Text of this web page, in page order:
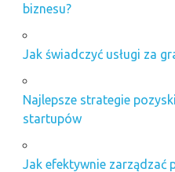
biznesu?
Jak świadczyć usługi za
Najlepsze strategie
startupów
Jak efektywnie zarządzać